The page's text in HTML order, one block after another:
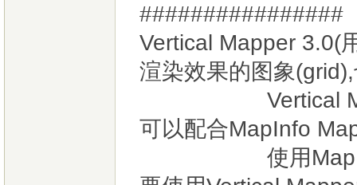
Vertical Mapper 3.0(
渲染效果的图象
Vertical Mapper
可以配合MapInfo
使用MapInfo